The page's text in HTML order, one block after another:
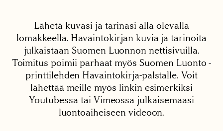
Lähetä kuvasi ja tarinasi alla olevalla
lomakkeella. Havaintokirjan kuvia ja tarinoita
julkaistaan Suomen Luonnon nettisivuilla.
Toimitus poimii parhaat myös Suomen Luonto -
printtilehden Havaintokirja-palstalle. Voit
lähettää meille myös linkin esimerkiksi
Youtubessa tai Vimeossa julkaisemaasi
luontoaiheiseen videoon.